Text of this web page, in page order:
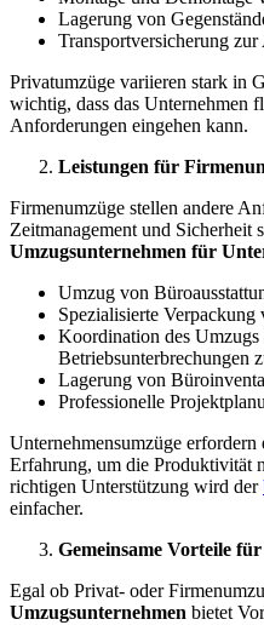
Lagerung von
Transportversicherung
Privatumzüge variieren stark in
wichtig, dass das Unternehmen
Anforderungen eingehen kann.
Leistungen für
Firmenumzüge stellen andere
Zeitmanagement und Sicherheit
Umzugsunternehmen für
Umzug von
Spezialisierte
Koordination des Umzugs
Betriebsunterbrechungen
Lagerung von
Professionelle
Unternehmensumzüge
Erfahrung, um die Produktivität
richtigen Unterstützung wird der
einfacher.
Gemeinsame Vorteile
Egal ob Privat- oder
Umzugsunternehmen bietet